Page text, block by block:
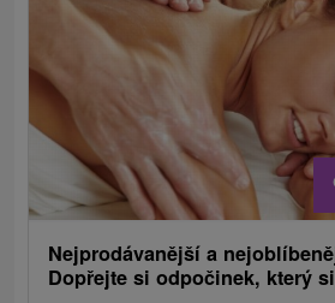
Nejprodávanější a
Dopřejte si odpočinek, který